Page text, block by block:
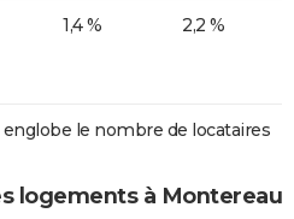
1,4 % 2,2 %
le nombre de locataires
logements à Montereau